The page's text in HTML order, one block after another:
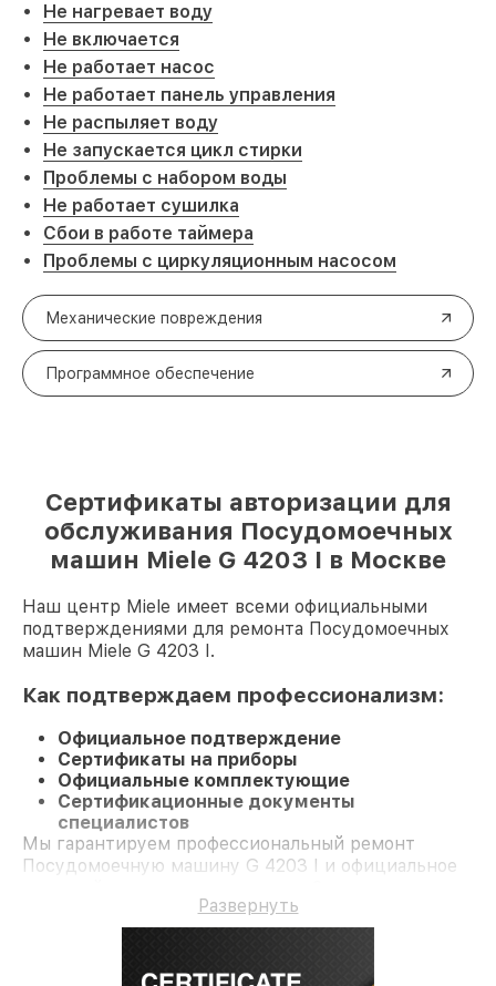
Не нагревает воду
Не включается
Не работает насос
Не работает панель управления
Не распыляет воду
Не запускается цикл стирки
Проблемы с набором воды
Не работает сушилка
Сбои в работе таймера
Проблемы с циркуляционным насосом
Механические повреждения
Программное обеспечение
Сертификаты авторизации для
обслуживания Посудомоечных
машин Miele G 4203 I в Москве
Наш центр Miele имеет всеми официальными
подтверждениями для ремонта Посудомоечных
машин Miele G 4203 I.
Как подтверждаем профессионализм:
Официальное подтверждение
Сертификаты на приборы
Официальные комплектующие
Сертификационные документы
специалистов
Мы гарантируем профессиональный ремонт
Посудомоечную машину G 4203 I и официальное
Развернуть